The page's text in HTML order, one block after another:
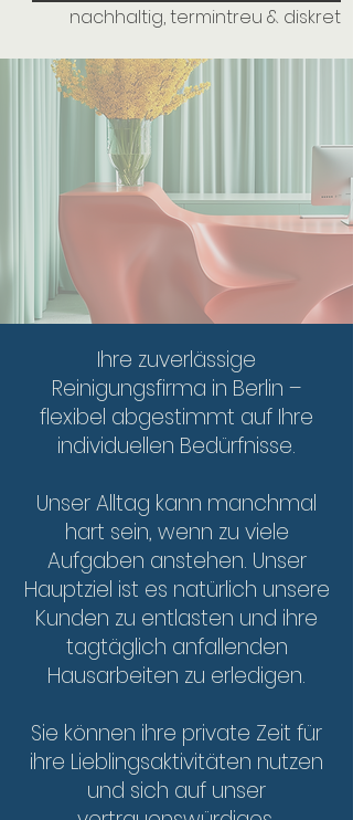
nachhaltig, termintreu & diskret
Ihre zuverlässige
Reinigungsfirma in Berlin –
flexibel abgestimmt auf Ihre
individuellen Bedürfnisse.
Unser Alltag kann manchmal
hart sein, wenn zu viele
Aufgaben anstehen. Unser
Hauptziel ist es natürlich unsere
Kunden zu entlasten und ihre
tagtäglich anfallenden
Hausarbeiten zu erledigen.
Sie können ihre private Zeit für
ihre Lieblingsaktivitäten nutzen
und sich auf unser